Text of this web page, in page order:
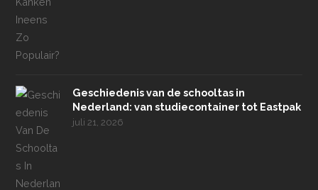
Geschiedenis van de schooltas in
Nederland: van studiecontainer tot Eastpak
juli 21, 2026